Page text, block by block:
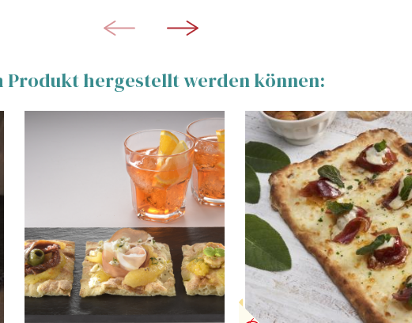
Produkt hergestellt werden können: